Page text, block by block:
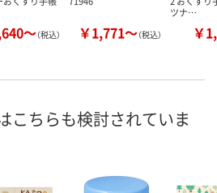
～（税込） ￥1,771～（税込）
ツナ…
￥
こちらも検討されていま